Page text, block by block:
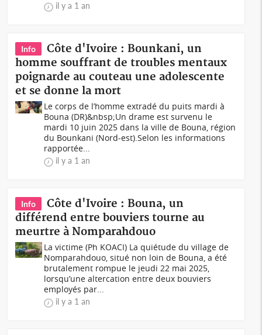
il y a 1 an
Info
Côte d'Ivoire : Bounkani, un
homme souffrant de troubles mentaux
poignarde au couteau une adolescente
et se donne la mort
Le corps de l’homme extradé du puits mardi à
Bouna (DR)&nbsp;Un drame est survenu le
mardi 10 juin 2025 dans la ville de Bouna, région
du Bounkani (Nord-est).Selon les informations
rapportée...
il y a 1 an
Info
Côte d'Ivoire : Bouna, un
différend entre bouviers tourne au
meurtre à Nomparahdouo
La victime (Ph KOACI) La quiétude du village de
Nomparahdouo, situé non loin de Bouna, a été
brutalement rompue le jeudi 22 mai 2025,
lorsqu’une altercation entre deux bouviers
employés par...
il y a 1 an